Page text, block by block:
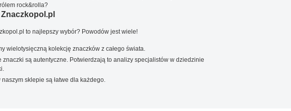
rock&rolla?
to najlepszy wybór? Powodów jest wiele!
wielotysięczną kolekcję znaczków z całego świata.
znaczki są autentyczne. Potwierdzają to analizy specjalistów w dziedzinie
naszym sklepie są łatwe dla każdego.